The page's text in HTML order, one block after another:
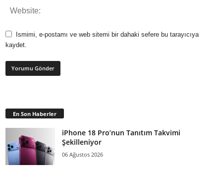
Ismimi, e-postamı ve web sitemi bir dahaki sefere bu tarayıcıya
kaydet.
En Son Haberler
iPhone 18 Pro’nun Tanıtım Takvimi
Şekilleniyor
06 Ağustos 2026